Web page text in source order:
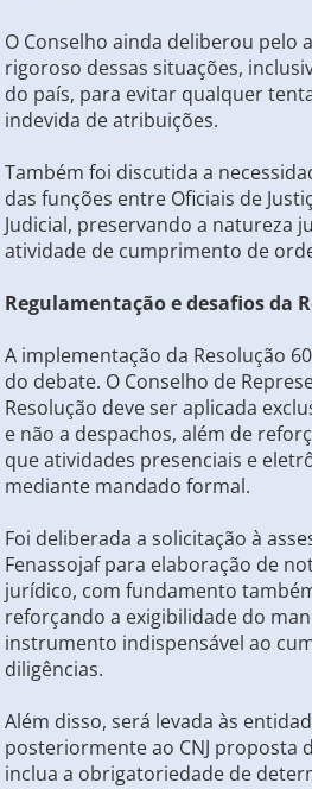
O Conselho ainda deliberou pelo
rigoroso dessas situações,
do país, para evitar qualquer
indevida de atribuições.
Também foi discutida a
das funções entre Oficiais de
Judicial, preservando a natureza
atividade de cumprimento de
Regulamentação e desafios da
A implementação da Resolução
do debate. O Conselho de
Resolução deve ser aplicada
e não a despachos, além de
que atividades presenciais e
mediante mandado formal.
Foi deliberada a solicitação à
Fenassojaf para elaboração de
jurídico, com fundamento
reforçando a exigibilidade do
instrumento indispensável ao
diligências.
Além disso, será levada às
posteriormente ao CNJ proposta
inclua a obrigatoriedade de